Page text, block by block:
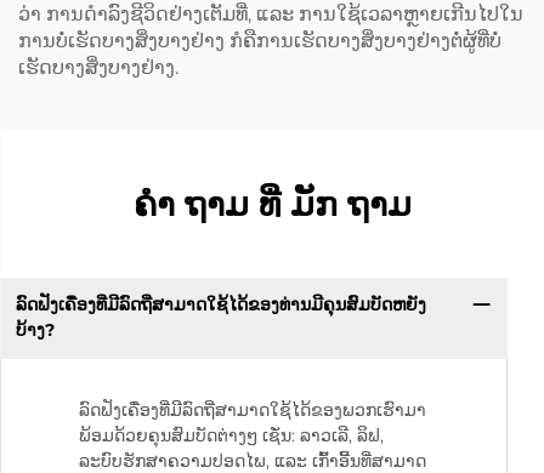
ວ່າ ການດຳລົງຊີວິດຢ່າງເຕັມທີ່, ແລະ ການໃຊ້ເວລາຫຼາຍເກີນໄປໃນ
ການບໍ່ເຮັດບາງສິ່ງບາງຢ່າງ ກໍຄືການເຮັດບາງສິ່ງບາງຢ່າງຕໍ່ຜູ້ທີ່ບໍ່
ເຮັດບາງສິ່ງບາງຢ່າງ.
ຄໍາ ຖາມ ທີ່ ມັກ ຖາມ
ລົດຟັງເຄື່ອງທີ່ມີລົດຖີ່ສາມາດໃຊ້ໄດ້ຂອງທ່ານມີຄຸນສົມບັດຫຍັງ
ບ້າງ?
ລົດຟັງເຄື່ອງທີ່ມີລົດຖີ່ສາມາດໃຊ້ໄດ້ຂອງພວກເຮົາມາ
ພ້ອມດ້ວຍຄຸນສົມບັດຕ່າງໆ ເຊັ່ນ: ລາວເລີ, ລິຟ,
ລະບົບຮັກສາຄວາມປອດໄພ, ແລະ ເກົ້າອີ້ນທີ່ສາມາດ